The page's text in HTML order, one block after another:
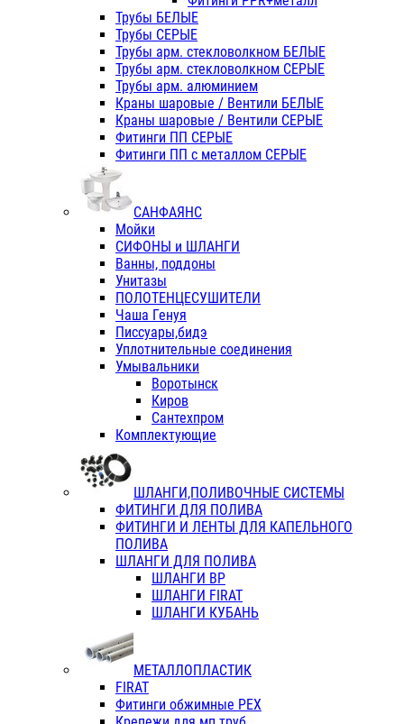
Трубы БЕЛЫЕ
Трубы СЕРЫЕ
Трубы арм. стекловолкном БЕЛЫЕ
Трубы арм. стекловолкном СЕРЫЕ
Трубы арм. алюминием
Краны шаровые / Вентили БЕЛЫЕ
Краны шаровые / Вентили СЕРЫЕ
Фитинги ПП СЕРЫЕ
Фитинги ПП с металлом СЕРЫЕ
САНФАЯНС
Мойки
СИФОНЫ и ШЛАНГИ
Ванны, поддоны
Унитазы
ПОЛОТЕНЦЕСУШИТЕЛИ
Чаша Генуя
Писсуары,бидэ
Уплотнительные соединения
Умывальники
Воротынск
Киров
Сантехпром
Комплектующие
ШЛАНГИ,ПОЛИВОЧНЫЕ СИСТЕМЫ
ФИТИНГИ ДЛЯ ПОЛИВА
ФИТИНГИ И ЛЕНТЫ ДЛЯ КАПЕЛЬНОГО
ПОЛИВА
ШЛАНГИ ДЛЯ ПОЛИВА
ШЛАНГИ ВР
ШЛАНГИ FIRAT
ШЛАНГИ КУБАНЬ
МЕТАЛЛОПЛАСТИК
FIRAT
Фитинги обжимные PEX